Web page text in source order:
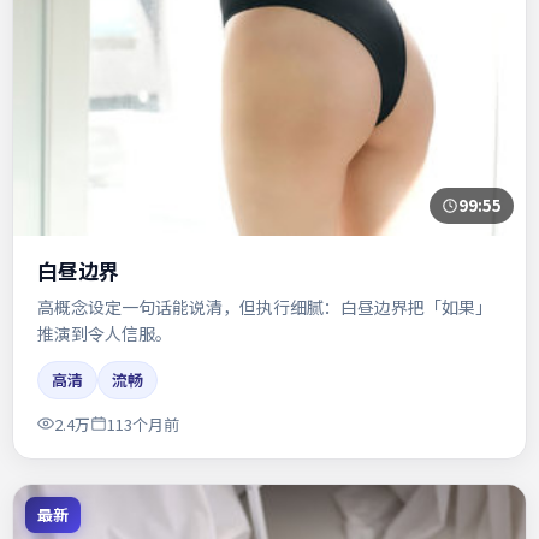
99:55
白昼边界
高概念设定一句话能说清，但执行细腻：白昼边界把「如果」
推演到令人信服。
高清
流畅
2.4万
113个月前
最新